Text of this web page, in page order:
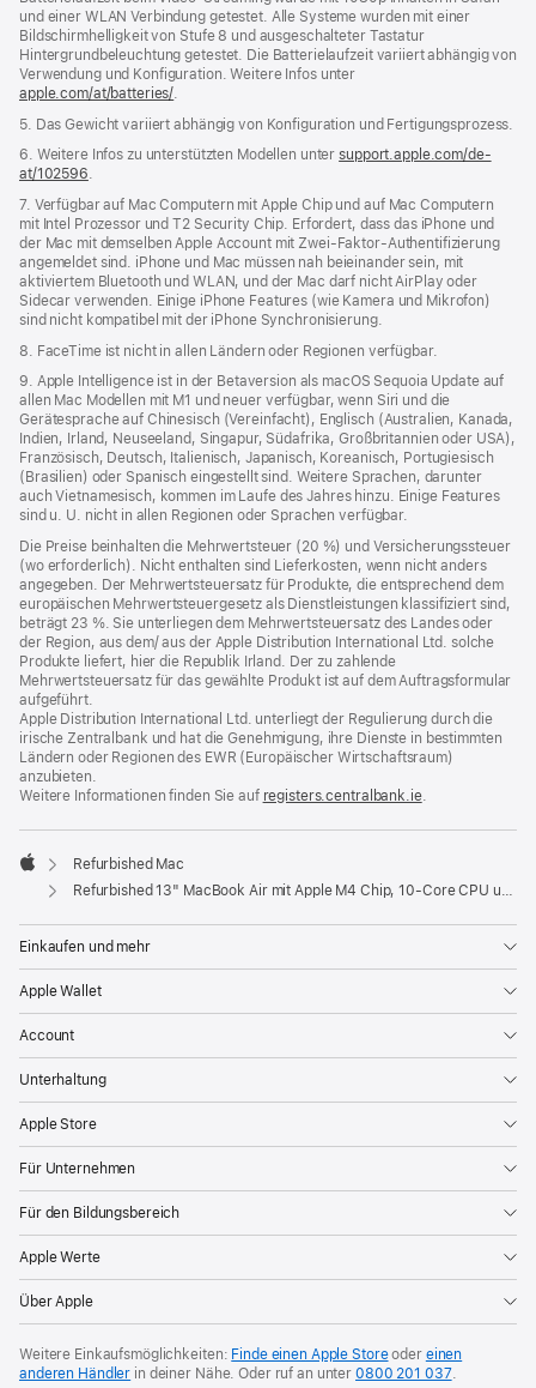
und einer WLAN Verbindung getestet. Alle Systeme wurden mit einer
Bildschirmhelligkeit von Stufe 8 und ausgeschalteter Tastatur
Hintergrundbeleuchtung getestet. Die Batterielaufzeit variiert abhängig von
Verwendung und Konfiguration. Weitere Infos unter
apple.com/at/batteries/.
5. Das Gewicht variiert abhängig von Konfiguration und Fertigungsprozess.
6. Weitere Infos zu unterstützten Modellen untersupport.apple.com/de-
at/102596.
7. Verfügbar auf Mac Computern mit Apple Chip und auf Mac Computern
mit Intel Prozessor und T2 Security Chip. Erfordert, dass das iPhone und
der Mac mit demselben Apple Account mit Zwei-Faktor-Authentifizierung
angemeldet sind. iPhone und Mac müssen nah beieinander sein, mit
aktiviertem Bluetooth und WLAN, und der Mac darf nicht AirPlay oder
Sidecar verwenden. Einige iPhone Features (wie Kamera und Mikrofon)
sind nicht kompatibel mit der iPhone Synchronisierung.
8. FaceTime ist nicht in allen Ländern oder Regionen verfügbar.
9. Apple Intelligence ist in der Betaversion als macOS Sequoia Update auf
allen Mac Modellen mit M1 und neuer verfügbar, wenn Siri und die
Gerätesprache auf Chinesisch (Vereinfacht), Englisch (Australien, Kanada,
Indien, Irland, Neuseeland, Singapur, Südafrika, Großbritannien oder USA),
Französisch, Deutsch, Italienisch, Japanisch, Koreanisch, Portugiesisch
(Brasilien) oder Spanisch eingestellt sind. Weitere Sprachen, darunter
auch Vietnamesisch, kommen im Laufe des Jahres hinzu. Einige Features
sind u. U. nicht in allen Regionen oder Sprachen verfügbar.
Die Preise beinhalten die Mehrwertsteuer (20 %) und Versicherungssteuer
(wo erforderlich). Nicht enthalten sind Lieferkosten, wenn nicht anders
angegeben. Der Mehrwertsteuersatz für Produkte, die entsprechend dem
europäischen Mehrwertsteuergesetz als Dienstleistungen klassifiziert sind,
beträgt 23 %. Sie unterliegen dem Mehrwertsteuersatz des Landes oder
der Region, aus dem/ aus der Apple Distribution International Ltd. solche
Produkte liefert, hier die Republik Irland. Der zu zahlende
Mehrwertsteuersatz für das gewählte Produkt ist auf dem Auftragsformular
aufgeführt.
Apple Distribution International Ltd. unterliegt der Regulierung durch die
irische Zentralbank und hat die Genehmigung, ihre Dienste in bestimmten
Ländern oder Regionen des EWR (Europäischer Wirtschaftsraum)
anzubieten.
Weitere Informationen finden Sie auf registers.centralbank.ie(Öffnet
neues
.
Apple
Refurbished Mac
Refurbished 13" MacBook Air mit Apple M4 Chip, 10‑Core CPU und 10‑Core GPU - Polarstern
Einkaufen und mehr
Apple Wallet
Account
Unterhaltung
Apple Store
Für Unternehmen
Für den Bildungsbereich
Apple Werte
Über Apple
Weitere Einkaufsmöglichkeiten: Finde einen Apple Storeoder einen
anderen Händler in deiner Nähe. Oder ruf an unter0800 201 037.